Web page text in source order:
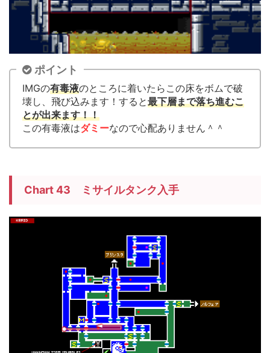
ポイント
IMGの有毒液のところに着いたらこの床をボムで破
壊し、飛び込みます！すると最下層まで落ち進むこ
とが出来ます！！
この有毒液はダミーなので心配ありません＾＾
Chart 43 ミサイルタンク入手